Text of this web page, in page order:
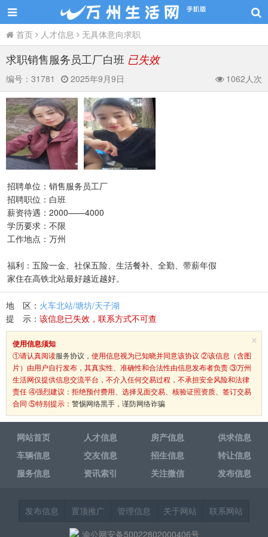
首页 人才信息 无具体意向求职
求职销售服务员工厂白班 已失效
编号： 31781 2025年9月9日 1062人次
招聘单位：销售服务员工厂
招聘职位：白班
薪资待遇：2000——4000
学历要求：不限
工作地点：万州
福利：五险一金、社保五险、生活餐补、全勤、带薪年假
家住在高铁北站最好越近越好。
地 区： 火车北站/塘坊/天子湖
提 示： 该信息已失效，联系方式不可查
×
使用信息须知
①请认真阅读服务协议 ，使用信息视为已知晓并同意该协议 ②该信息（含图
片）由用户自行发布，其真实性、准确性和合法性由信息发布者负责 ③万州
生活网仅提供信息交流平台，不介入任何交易过程，不承担安全风险和法律
责任 ④强烈建议：拒绝预付费用、选择见面交易、核验证照资质、签订交易
合同 ⑤特别提示： 警惕网络黑手，谨防网络诈骗
网站首页 人才信息 房产信息
供求信息
车辆信息
交友信息 招生信息
转让信息
服务信息
资讯索引 关注微信 发布信息
发布信息 置顶推广 管理信息 关于网站
联系网站
渝公网安备50022802000406号